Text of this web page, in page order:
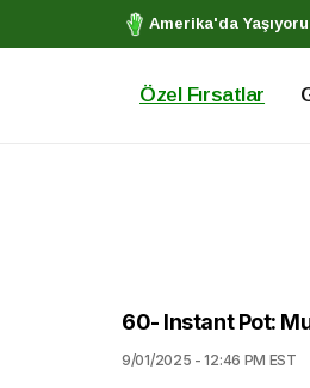
Amerika'da
Özel Fırsatlar
60- Instant Pot:
9/01/2025 - 12:46 PM EST